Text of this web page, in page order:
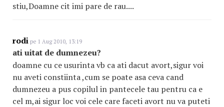
stiu,Doamne cit imi pare de rau....
rodi pe 1 Aug 2010, 13:19
ati uitat de dumnezeu?
doamne cu ce usurinta vb ca ati dacut avort,sigur voi
nu aveti constiinta ,cum se poate asa ceva cand
dumnezeu a pus copilul in pantecele tau pentru ca e
cel m,ai sigur loc voi cele care faceti avort nu va puteti